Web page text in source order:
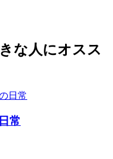
な人にオスス
常